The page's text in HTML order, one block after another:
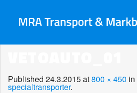
Published 24.3.2015at800 × 450 in
specialtransporter.